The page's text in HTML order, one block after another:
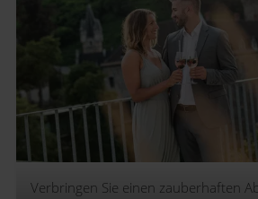
Verbringen Sie einen zauberhaften